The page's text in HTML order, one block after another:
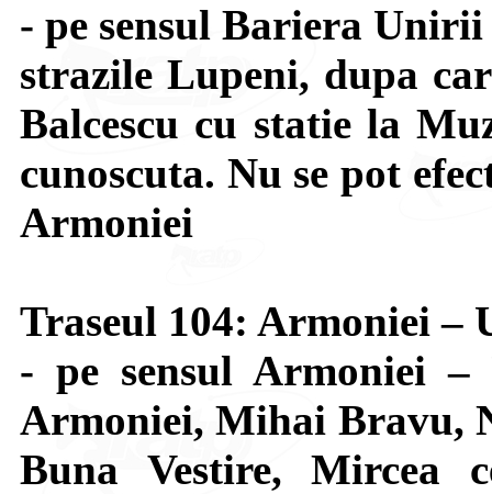
- pe sensul Bariera
strazile Lupeni, dupa
Balcescu cu statie la
cunoscuta. Nu se pot
Armoniei
Traseul 104: Armoniei –
- pe sensul Armoniei
Armoniei, Mihai Bravu,
Buna Vestire, Mircea